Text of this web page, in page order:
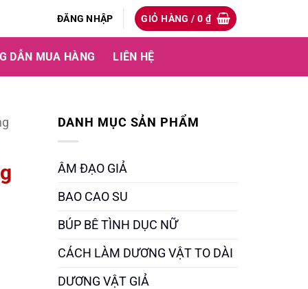
ĐĂNG NHẬP GIỎ HÀNG /0 ₫
DẪN MUA HÀNG LIÊN HỆ
DANH MỤC SẢN PHẨM
ÂM ĐẠO GIẢ
BAO CAO SU
BÚP BÊ TÌNH DỤC NỮ
CÁCH LÀM DƯƠNG VẬT TO DÀI
DƯƠNG VẬT GIẢ